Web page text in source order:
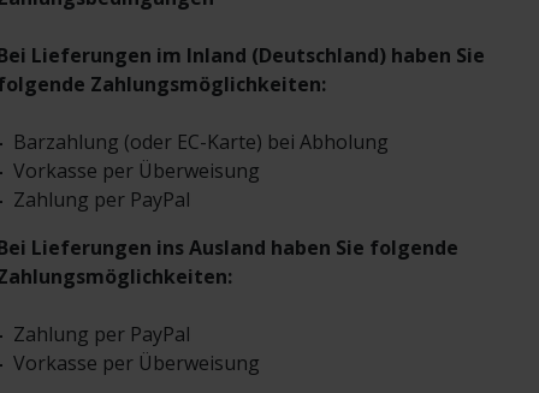
Lieferungen im Inland (Deutschland) haben Sie
Zahlungsmöglichkeiten:
Barzahlung (oder EC-Karte) bei Abholung
Vorkasse per Überweisung
Zahlung per PayPal
Lieferungen ins Ausland haben Sie folgende
Zahlung per PayPal
Vorkasse per Überweisung